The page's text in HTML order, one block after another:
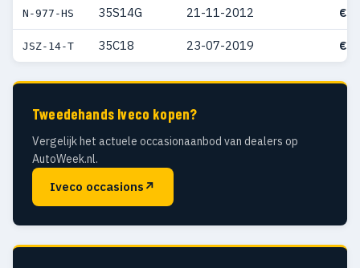
N-977-HS 35S14G 21-11-2012 €
JSZ-14-T 35C18 23-07-2019 €
Tweedehands Iveco kopen?
Vergelijk het actuele occasionaanbod van dealers op
AutoWeek.nl.
Iveco occasions ↗